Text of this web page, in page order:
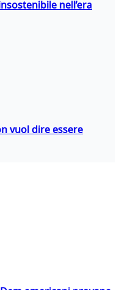
nell’era
vuol dire essere